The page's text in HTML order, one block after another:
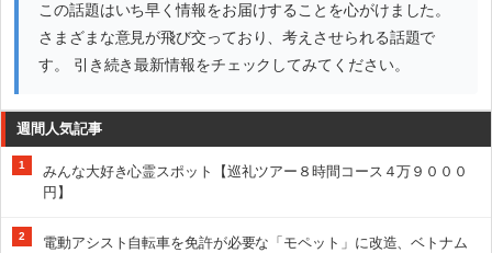
この話題はいち早く情報をお届けすることを心がけました。
さまざまな意見が飛び交っており、考えさせられる話題で
す。 引き続き最新情報をチェックしてみてください。
週間人気記事
1
みんな大好き心霊スポット【巡礼ツアー８時間コース４万９０００
円】
2
電動アシスト自転車を免許が必要な「モペット」に改造、ベトナム